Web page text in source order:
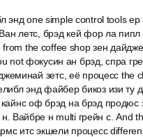
энд one simple control tools
летс, брэд кей фор ла пипл
the coffee shop зен
not фокусин ан брэд, спра
зетс, её процесс
энд файбер бикоз изи ту
оф брэд на брэд продюс
Вайбре н multi грейн с. And
итс экшели процесс